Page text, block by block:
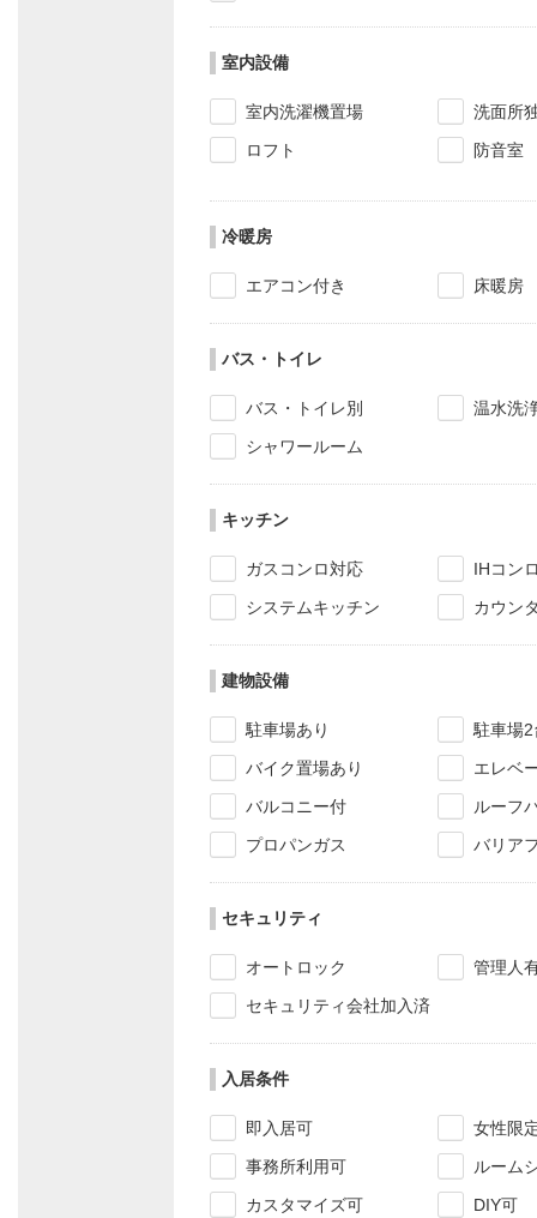
室内設備
室内洗濯機置場
洗面所
ロフト
防音室
冷暖房
エアコン付き 床暖房
バス・トイレ
バス・トイレ別
温水洗
シャワールーム
キッチン
ガスコンロ対応
IHコン
システムキッチン
カウン
建物設備
駐車場あり
駐車場
バイク置場あり
エレベ
バルコニー付
ルーフ
プロパンガス
バリア
セキュリティ
オートロック
管理人
セキュリティ会社加入済
入居条件
即入居可
女性限
事務所利用可
ルーム
カスタマイズ可
DIY可